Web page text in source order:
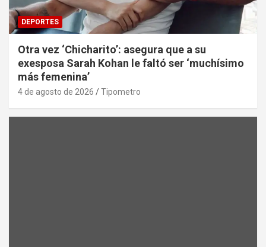
DEPORTES
Otra vez ‘Chicharito’: asegura que a su
exesposa Sarah Kohan le faltó ser ‘muchísimo
más femenina’
4 de agosto de 2026 Tipometro